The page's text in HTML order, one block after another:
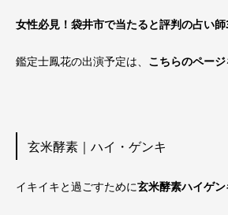
女性必見！袋井市で当たると評判の占い
鑑定士鳳花の出演予定は、 こちらのページ
玄米酵素｜ハイ・ゲンキ
イキイキと過ごすために玄米酵素ハイゲン